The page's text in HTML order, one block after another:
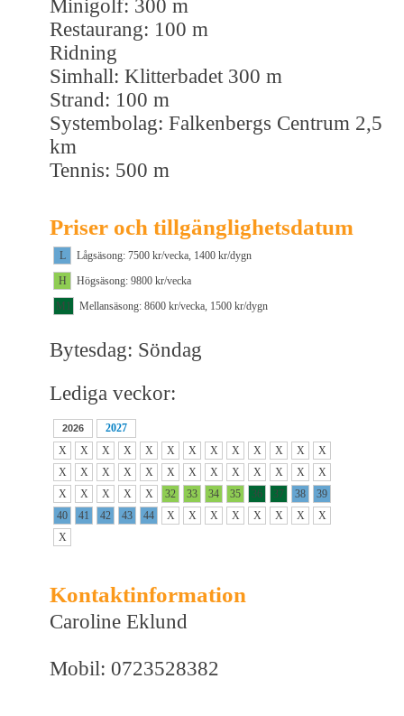
Minigolf: 300 m
Restaurang: 100 m
Ridning
Simhall: Klitterbadet 300 m
Strand: 100 m
Systembolag: Falkenbergs Centrum 2,5
km
Tennis: 500 m
Priser och tillgänglighetsdatum
L
Lågsäsong: 7500 kr/vecka, 1400 kr/dygn
H
Högsäsong: 9800 kr/vecka
M1
Mellansäsong: 8600 kr/vecka, 1500 kr/dygn
Bytesdag: Söndag
Lediga veckor:
2026
2027
X
X X X X X X X X X X X
X
X
X X X X X X X X X X X
X
X
X X X X 32 33 34 35 36 37 38
39
40
41 42 43 44 X X X X X X X
X
X
Kontaktinformation
Caroline Eklund
Mobil: 0723528382